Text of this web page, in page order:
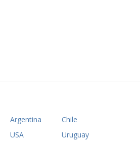
Argentina
Chile
USA Uruguay